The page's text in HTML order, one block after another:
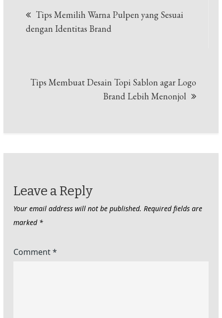
navigation
Tips Memilih Warna Pulpen yang Sesuai
dengan Identitas Brand
Tips Membuat Desain Topi Sablon agar Logo
Brand Lebih Menonjol
Leave a Reply
Your email address will not be published. Required fields are
marked *
Comment*